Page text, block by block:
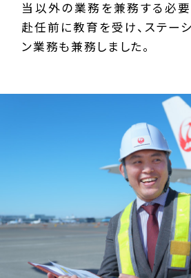
当以外の業務を兼務する必要
赴任前に教育を受け、ステー
ン業務も兼務しました。